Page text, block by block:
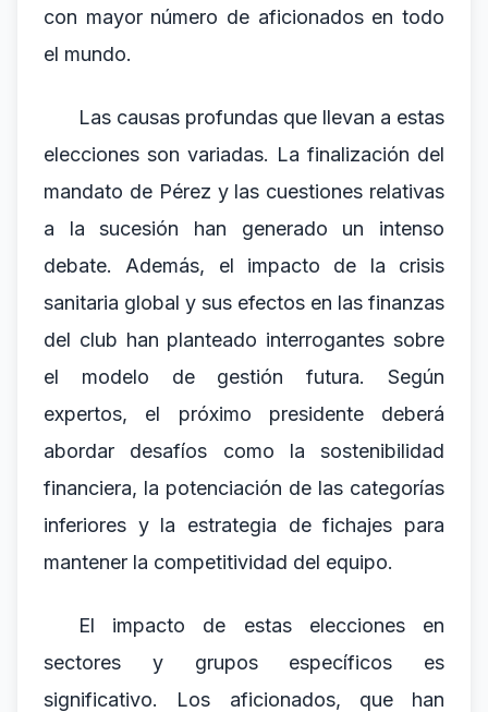
con mayor número de aficionados en todo
el mundo.
Las causas profundas que llevan a estas
elecciones son variadas. La finalización del
mandato de Pérez y las cuestiones relativas
a la sucesión han generado un intenso
debate. Además, el impacto de la crisis
sanitaria global y sus efectos en las finanzas
del club han planteado interrogantes sobre
el modelo de gestión futura. Según
expertos, el próximo presidente deberá
abordar desafíos como la sostenibilidad
financiera, la potenciación de las categorías
inferiores y la estrategia de fichajes para
mantener la competitividad del equipo.
El impacto de estas elecciones en
sectores y grupos específicos es
significativo. Los aficionados, que han